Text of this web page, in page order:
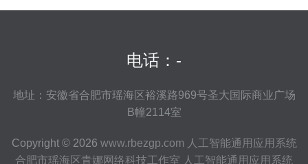
电话：-
地址：安徽省合肥市瑶海区裕溪路969号圣大国际商业广场
B幢2114室
Copyright © 2026 www.rbezgp.com 人工智能通用应用系统
合肥市瑶海区青娜网络科技工作室 人工智能通用应用系统